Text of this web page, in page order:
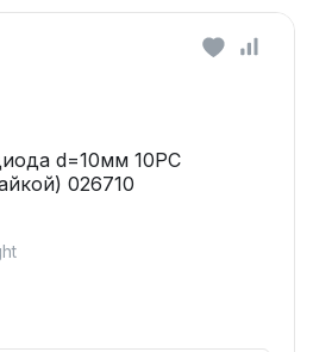
d=10мм 10PC
026710